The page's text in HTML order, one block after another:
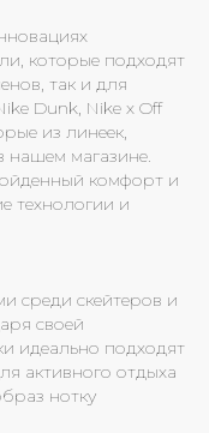
которые подходят
так и для
Dunk, Nike x Off
из линеек,
нашем магазине.
комфорт и
технологии и
среди скейтеров и
своей
идеально подходят
активного отдыха
нотку